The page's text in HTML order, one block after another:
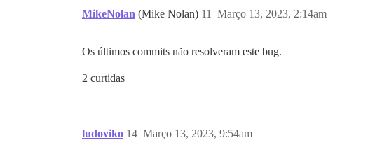
MikeNolan (Mike Nolan) Março 13, 2023, 2:14am
11
Os últimos commits não resolveram este bug.
2 curtidas
ludoviko Março 13, 2023, 9:54am
14